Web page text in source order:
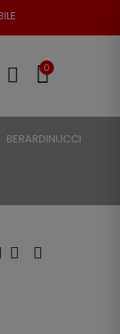
0
BERARDINUCCI